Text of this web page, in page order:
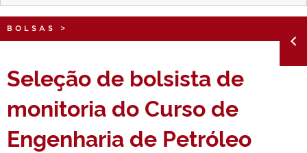
INTERNACIONAL
OUVIDORIA
TELEFONES
BOLSAS >
Seleção de bolsista de
monitoria do Curso de
Engenharia de Petróleo